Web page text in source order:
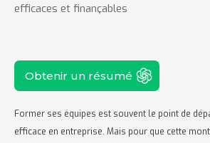
efficaces et finançables
Obtenir un résumé
Former ses équipes est souvent le point de
efficace en entreprise. Mais pour que cette